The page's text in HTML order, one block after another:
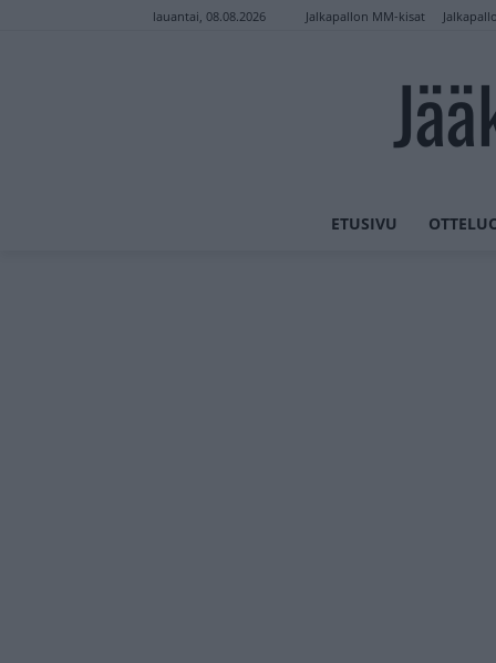
lauantai, 08.08.2026 Jalkapallon MM-kisat
ETUSIVU